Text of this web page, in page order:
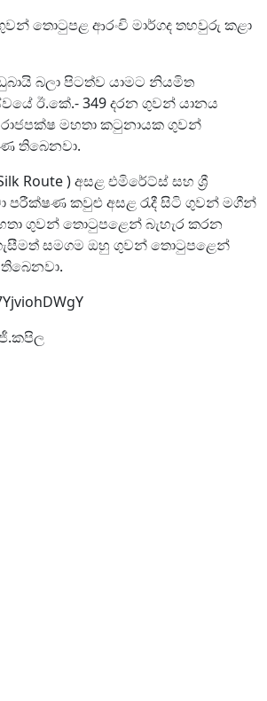
තොටුපළ ආරංචි මාර්ගද තහවුරු කළා
බලා පිටත්ව යාමට නියමිත
ඊ.කේ.- 349 දරන ගුවන් යානය
රාජපක්ෂ මහතා කටුනායක ගුවන්
තිබෙනවා.
Route ) අසළ එමිරේට්ස් සහ ශ්‍රී
කවුළු අසළ රැදී සිටි ගුවන් මගීන්
ගුවන් තොටුපළෙන් බැහැර කරන
සමගම ඔහු ගුවන් තොටුපළෙන්